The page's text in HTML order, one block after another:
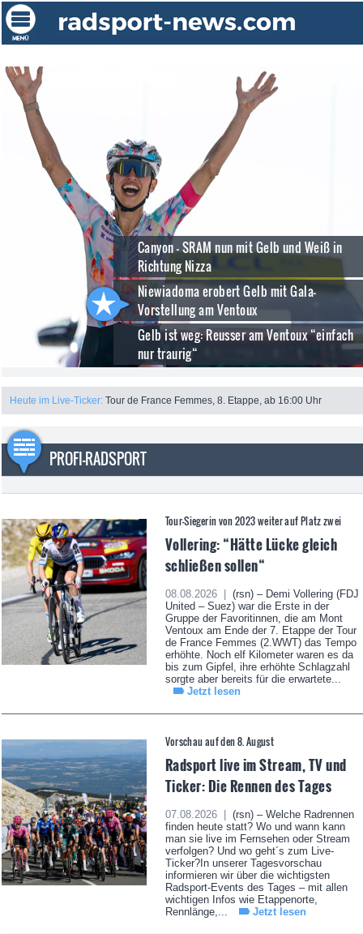
Canyon - SRAM nun mit Gelb und Weiß in
Richtung Nizza
Niewiadoma erobert Gelb mit Gala-
Vorstellung am Ventoux
Gelb ist weg: Reusser am Ventoux “einfach
nur traurig“
Heute im Live-Ticker: Tour de France Femmes, 8. Etappe, ab 16:00 Uhr
PROFI-RADSPORT
Tour-Siegerin von 2023 weiter auf Platz zwei
Vollering: “Hätte Lücke gleich
schließen sollen“
08.08.2026 |
(rsn) – Demi Vollering (FDJ
United – Suez) war die Erste in der
Gruppe der Favoritinnen, die am Mont
Ventoux am Ende der 7. Etappe der Tour
de France Femmes (2.WWT) das Tempo
erhöhte. Noch elf Kilometer waren es da
bis zum Gipfel, ihre erhöhte Schlagzahl
sorgte aber bereits für die erwartete...
Jetzt lesen
Vorschau auf den 8. August
Radsport live im Stream, TV und
Ticker: Die Rennen des Tages
07.08.2026 |
(rsn) – Welche Radrennen
finden heute statt? Wo und wann kann
man sie live im Fernsehen oder Stream
verfolgen? Und wo geht´s zum Live-
Ticker?In unserer Tagesvorschau
informieren wir über die wichtigsten
Radsport-Events des Tages – mit allen
wichtigen Infos wie Etappenorte,
Rennlänge,...
Jetzt lesen